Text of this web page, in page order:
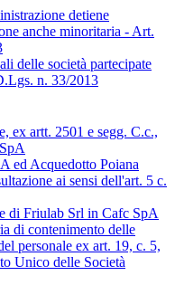
detiene
anche minoritaria - Art.
delle società partecipate
n. 33/2013
ex artt. 2501 e segg. C.c.,
ed Acquedotto Poiana
ai sensi dell'art. 5 c.
di Friulab Srl in Cafc SpA
di contenimento delle
personale ex art. 19, c. 5,
Unico delle Società